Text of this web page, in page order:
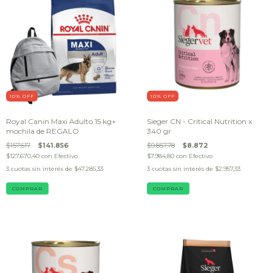
10% OFF
Royal Canin Maxi Adulto 15 kg+
mochila de REGALO
$157.617 $141.856
$127.670,40 con Efectivo
3 cuotas sin interés de $47.285,33
10% OFF
Sieger CN - Critical Nutrition x
340 gr
$9.857,78 $8.872
$7.984,80 con Efectivo
3 cuotas sin interés de $2.957,33